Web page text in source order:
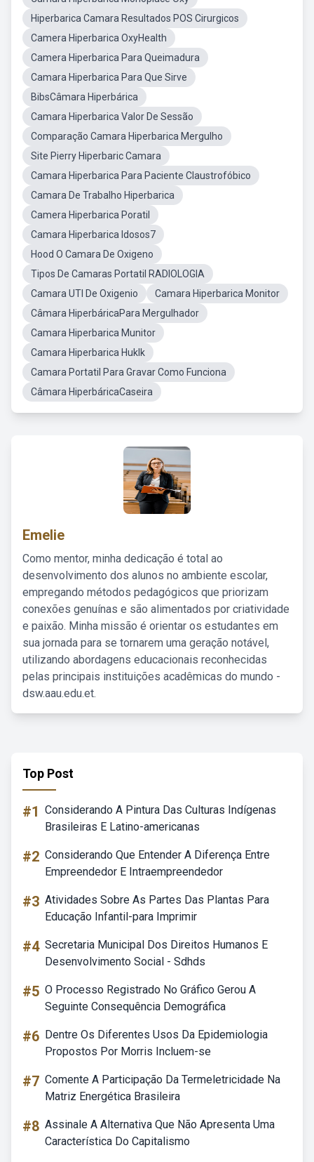
Hiperbarica Camara Resultados POS Cirurgicos
Camera Hiperbarica OxyHealth
Camera Hiperbarica Para Queimadura
Camara Hiperbarica Para Que Sirve
BibsCâmara Hiperbárica
Camara Hiperbarica Valor De Sessão
Comparação Camara Hiperbarica Mergulho
Site Pierry Hiperbaric Camara
Camara Hiperbarica Para Paciente Claustrofóbico
Camara De Trabalho Hiperbarica
Camera Hiperbarica Poratil
Camara Hiperbarica Idosos7
Hood O Camara De Oxigeno
Tipos De Camaras Portatil RADIOLOGIA
Camara UTI De Oxigenio
Camara Hiperbarica Monitor
Câmara HiperbáricaPara Mergulhador
Camara Hiperbarica Munitor
Camara Hiperbarica Huklk
Camara Portatil Para Gravar Como Funciona
Câmara HiperbáricaCaseira
Emelie
Como mentor, minha dedicação é total ao
desenvolvimento dos alunos no ambiente escolar,
empregando métodos pedagógicos que priorizam
conexões genuínas e são alimentados por criatividade
e paixão. Minha missão é orientar os estudantes em
sua jornada para se tornarem uma geração notável,
utilizando abordagens educacionais reconhecidas
pelas principais instituições acadêmicas do mundo -
dsw.aau.edu.et.
Top Post
#1 Considerando A Pintura Das Culturas Indígenas
Brasileiras E Latino-americanas
#2 Considerando Que Entender A Diferença Entre
Empreendedor E Intraempreendedor
#3 Atividades Sobre As Partes Das Plantas Para
Educação Infantil-para Imprimir
#4 Secretaria Municipal Dos Direitos Humanos E
Desenvolvimento Social - Sdhds
#5 O Processo Registrado No Gráfico Gerou A
Seguinte Consequência Demográfica
#6 Dentre Os Diferentes Usos Da Epidemiologia
Propostos Por Morris Incluem-se
#7 Comente A Participação Da Termeletricidade Na
Matriz Energética Brasileira
#8 Assinale A Alternativa Que Não Apresenta Uma
Característica Do Capitalismo